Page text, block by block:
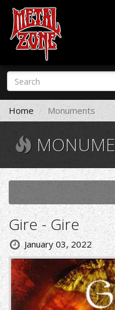
Skip
main
content
Search
form
Search
Home Monuments
Gire - Gire
January 03, 2022